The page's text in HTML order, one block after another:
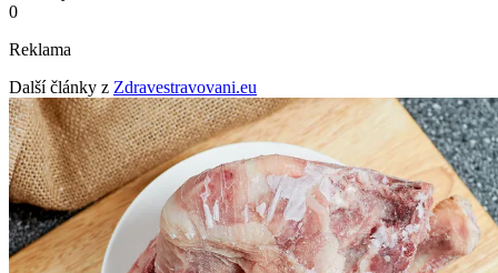
0
Reklama
Další články z Zdravestravovani.eu